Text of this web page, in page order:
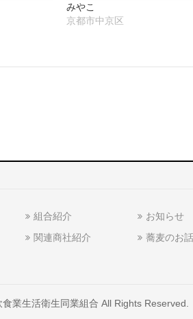
みやこ
京都市中京区
組合紹介
お知らせ
関連商社紹介
蕎麦のお話
業生活衛生同業組合 All Rights Reserved.